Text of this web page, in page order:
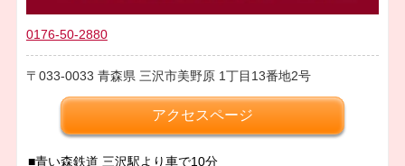
0176-50-2880
033-0033 青森県 三沢市美野原 1丁目13番地2号
アクセスページ
■青い森鉄道 三沢駅より車で10分